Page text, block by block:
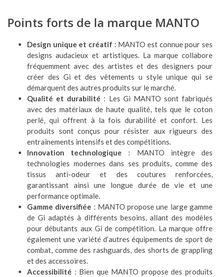
Points forts de la marque MANTO
Design unique et créatif : MANTO est connue pour ses
designs audacieux et artistiques. La marque collabore
fréquemment avec des artistes et des designers pour
créer des Gi et des vêtements u style unique qui se
démarquent des autres produits sur le marché.
Qualité et durabilité : Les Gi MANTO sont fabriqués
avec des matériaux de haute qualité, tels que le coton
perlé, qui offrent à la fois durabilité et confort. Les
produits sont conçus pour résister aux rigueurs des
entraînements intensifs et des compétitions.
Innovation technologique : MANTO intègre des
technologies modernes dans ses produits, comme des
tissus anti-odeur et des coutures renforcées,
garantissant ainsi une longue durée de vie et une
performance optimale.
Gamme diversifiée : MANTO propose une large gamme
de Gi adaptés à différents besoins, allant des modèles
pour débutants aux Gi de compétition. La marque offre
également une variété d’autres équipements de sport de
combat, comme des rashguards, des shorts de grappling
et des accessoires.
Accessibilité : Bien que MANTO propose des produits